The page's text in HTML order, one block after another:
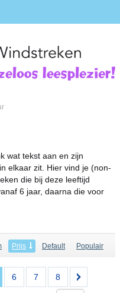
wat tekst aan en zijn
elkaar zit. Hier vind je (non-
die bij deze leeftijd
6 jaar, daarna die voor
Prijs Default Populair
6 7 8